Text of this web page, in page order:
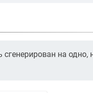
на одно,